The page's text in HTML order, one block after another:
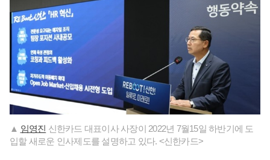
▲ 임영진 신한카드 대표이사 사장이 2022년 7월15일 하반기에 도
입할 새로운 인사제도를 설명하고 있다. <신한카드>